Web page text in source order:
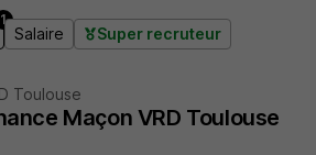
1
Salaire Super recruteur
Toulouse
Maçon VRD Toulouse